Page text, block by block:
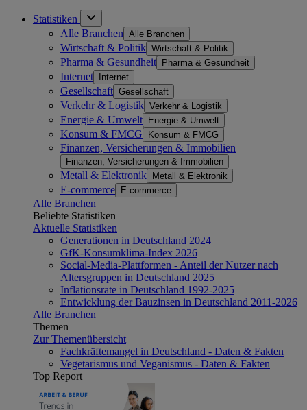
Statistiken
Alle Branchen Alle Branchen
Wirtschaft & Politik Wirtschaft & Politik
Pharma & Gesundheit Pharma & Gesundheit
Internet Internet
Gesellschaft Gesellschaft
Verkehr & Logistik Verkehr & Logistik
Energie & Umwelt Energie & Umwelt
Konsum & FMCG Konsum & FMCG
Finanzen, Versicherungen & Immobilien
Finanzen, Versicherungen & Immobilien
Metall & Elektronik Metall & Elektronik
E-commerce E-commerce
Alle Branchen
Beliebte Statistiken
Aktuelle Statistiken
Generationen in Deutschland 2024
GfK-Konsumklima-Index 2026
Social-Media-Plattformen - Anteil der Nutzer nach
Altersgruppen in Deutschland 2025
Inflationsrate in Deutschland 1992-2025
Entwicklung der Bauzinsen in Deutschland 2011-2026
Alle Branchen
Themen
Zur Themenübersicht
Fachkräftemangel in Deutschland - Daten & Fakten
Vegetarismus und Veganismus - Daten & Fakten
Top Report